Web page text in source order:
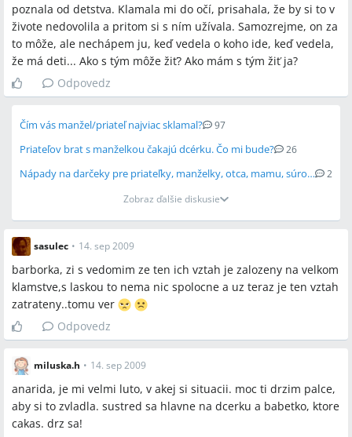
poznala od detstva. Klamala mi do očí, prisahala, že by si to v
živote nedovolila a pritom si s ním užívala. Samozrejme, on za
to môže, ale nechápem ju, keď vedela o koho ide, keď vedela,
že má deti... Ako s tým môže žiť? Ako mám s tým žiť ja?
Odpovedz
Čím vás manžel/priateľ najviac sklamal? 97
Priateľov brat s manželkou čakajú dcérku. Čo mi bude? 26
Nápady na darčeky pre priateľky, manželky, otca, mamu, súrodencov
2
Zobraz ďalšie diskusie
sasulec • 14. sep 2009
barborka, zi s vedomim ze ten ich vztah je zalozeny na velkom
klamstve,s laskou to nema nic spolocne a uz teraz je ten vztah
zatrateny..tomu ver
Odpovedz
miluska.h • 14. sep 2009
anarida, je mi velmi luto, v akej si situacii. moc ti drzim palce,
aby si to zvladla. sustred sa hlavne na dcerku a babetko, ktore
cakas. drz sa!